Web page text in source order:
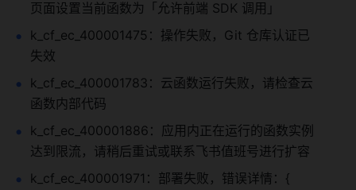
页面设置当前函数为「允许前端 SDK 调用」
k_cf_ec_400001475：操作失败，Git 仓库认证已
失效
k_cf_ec_400001783：云函数运行失败，请检查云
函数内部代码
k_cf_ec_400001886：应用内正在运行的函数实例
达到限流，请稍后重试或联系飞书值班号进行扩容
k_cf_ec_400001971：部署失败，错误详情：{